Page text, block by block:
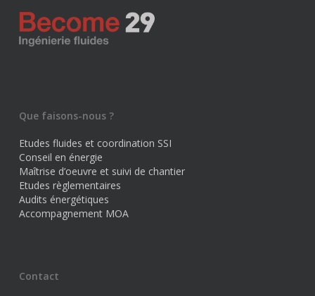
Que faisons-nous ?
Etudes fluides et coordination SSI
Conseil en énergie
Maîtrise d’oeuvre et suivi de chantier
Etudes règlementaires
Audits énergétiques
Accompagnement MOA
Contact